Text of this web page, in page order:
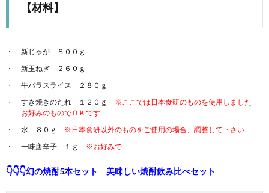
【材料】
新じゃが ８００ｇ
新玉ねぎ ２６０ｇ
牛バラスライス ２８０ｇ
すき焼きのたれ １２０ｇ ※ここでは日本食研のものを使用しました
お好みのものでＯＫです
水 ８０ｇ ※日本食研以外のものをご使用の場合、調整して下さい
一味唐辛子 １ｇ ※お好みで
👇👇👇幻の焼酎5本セット 美味しい焼酎飲み比べセット